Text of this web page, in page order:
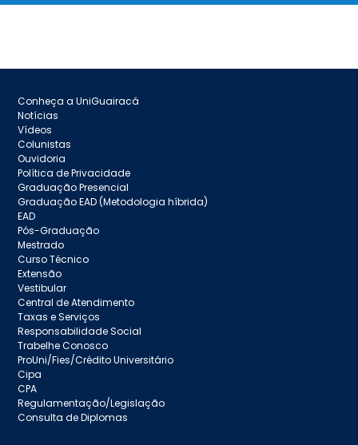
Conheça a UniGuairacá
Notícias
Vídeos
Colunistas
Ouvidoria
Política de Privacidade
Graduação Presencial
Graduação EAD (Metodologia híbrida)
EAD
Pós-Graduação
Mestrado
Curso Técnico
Extensão
Vestibular
Central de Atendimento
Taxas e Serviços
Responsabilidade Social
Trabelhe Conosco
ProUni/Fies/Crédito Universitário
Cipa
CPA
Regulamentação/Legislação
Consulta de Diplomas